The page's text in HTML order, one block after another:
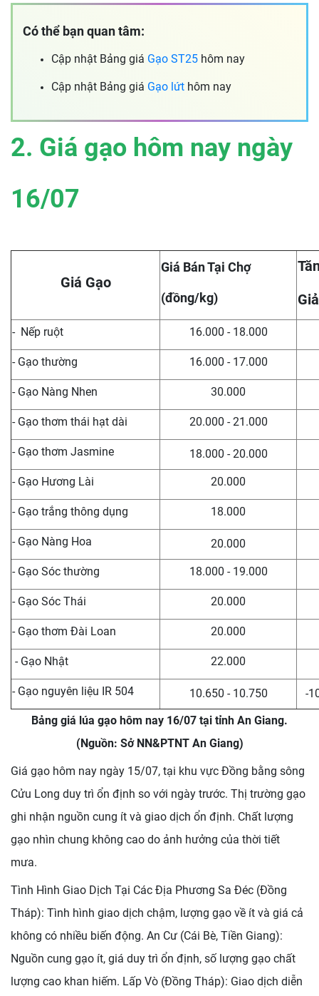
Có thể bạn quan tâm:
Cập nhật Bảng giá Gạo ST25 hôm nay
Cập nhật Bảng giá Gạo lứt hôm nay
2. Giá gạo hôm nay ngày
16/07
Giá Gạo
Giá Bán Tại Chợ
(đồng/kg)
- Nếp ruột 16.000 - 18.000
- Gạo thường 16.000 - 17.000
- Gạo Nàng Nhen 30.000
- Gạo thơm thái hạt dài 20.000 - 21.000
- Gạo thơm Jasmine 18.000 - 20.000
- Gạo Hương Lài 20.000
- Gạo trắng thông dụng 18.000
- Gạo Nàng Hoa 20.000
- Gạo Sóc thường 18.000 - 19.000
- Gạo Sóc Thái 20.000
- Gạo thơm Đài Loan 20.000
- Gạo Nhật 22.000
- Gạo nguyên liệu IR 504 10.650 - 10.750
-
Bảng giá lúa gạo hôm nay 16/07 tại tỉnh An Giang.
(Nguồn: Sở NN&PTNT An Giang)
Giá gạo hôm nay ngày 15/07, tại khu vực Đồng bằng sông
Cửu Long duy trì ổn định so với ngày trước. Thị trường gạo
ghi nhận nguồn cung ít và giao dịch ổn định. Chất lượng
gạo nhìn chung không cao do ảnh hưởng của thời tiết
mưa.
Tình Hình Giao Dịch Tại Các Địa Phương Sa Đéc (Đồng
Tháp): Tình hình giao dịch chậm, lượng gạo về ít và giá cả
không có nhiều biến động. An Cư (Cái Bè, Tiền Giang):
Nguồn cung gạo ít, giá duy trì ổn định, số lượng gạo chất
lượng cao khan hiếm. Lấp Vò (Đồng Tháp): Giao dịch diễn